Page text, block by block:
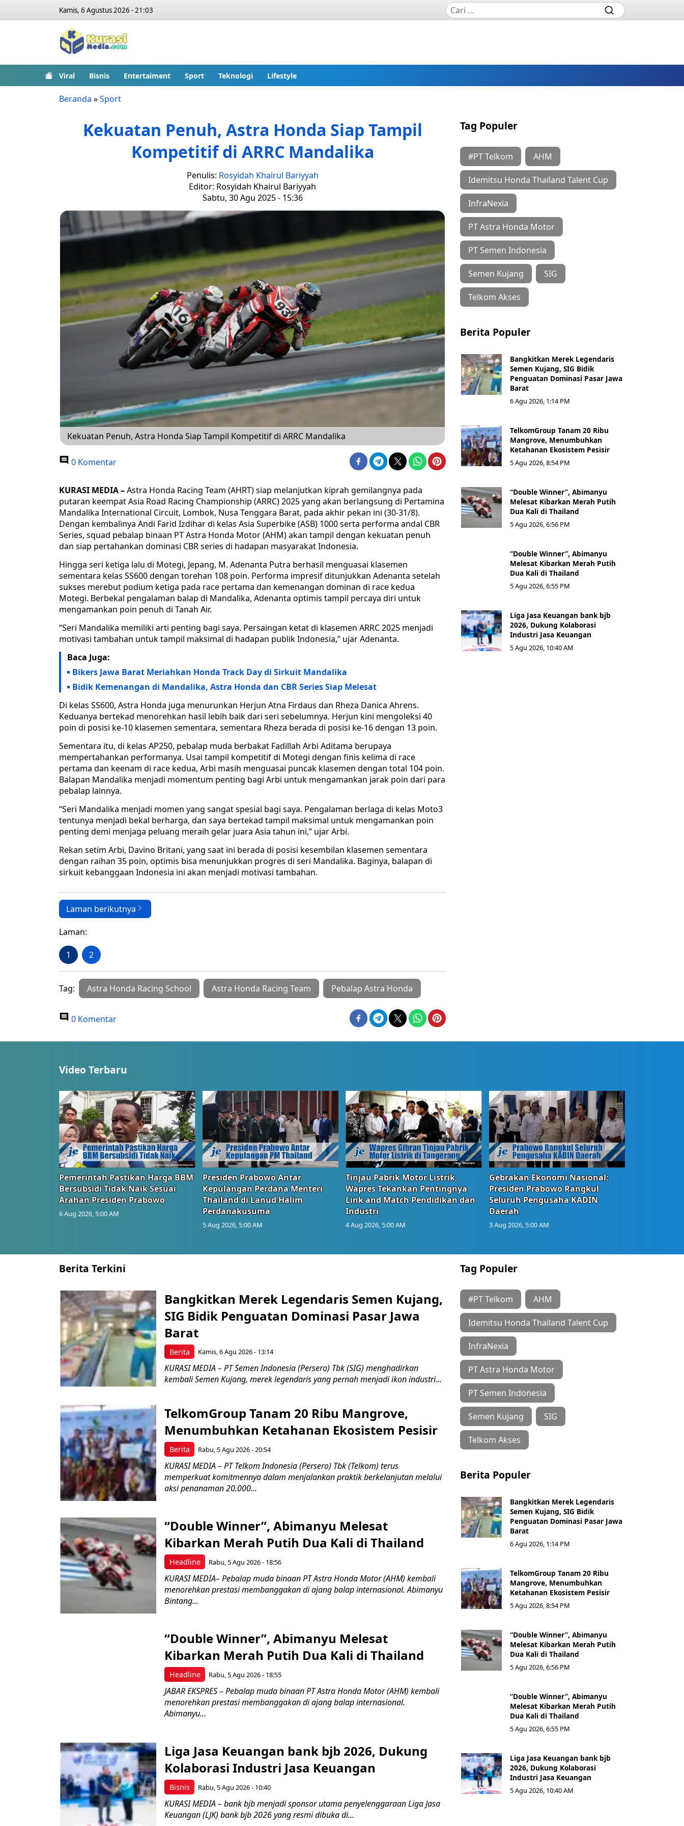
Kamis, 6 Agustus 2026 - 21:03
Viral Bisnis Entertaiment Sport Teknologi Lifestyle
Beranda »Sport
Kekuatan Penuh, Astra Honda Siap Tampil
Kompetitif di ARRC Mandalika
Penulis: Rosyidah Khairul Bariyyah
Editor: Rosyidah Khairul Bariyyah
Sabtu, 30 Agu 2025 - 15:36
Kekuatan Penuh, Astra Honda Siap Tampil Kompetitif di ARRC Mandalika
0 Komentar
KURASI MEDIA –Astra Honda Racing Team (AHRT) siap melanjutkan kiprah gemilangnya pada
putaran keempat Asia Road Racing Championship (ARRC) 2025 yang akan berlangsung di Pertamina
Mandalika International Circuit, Lombok, Nusa Tenggara Barat, pada akhir pekan ini (30-31/8).
Dengan kembalinya Andi Farid Izdihar di kelas Asia Superbike (ASB) 1000 serta performa andal CBR
Series, squad pebalap binaan PT Astra Honda Motor (AHM) akan tampil dengan kekuatan penuh
dan siap pertahankan dominasi CBR series di hadapan masyarakat Indonesia.
Hingga seri ketiga lalu di Motegi, Jepang, M. Adenanta Putra berhasil menguasai klasemen
sementara kelas SS600 dengan torehan 108 poin. Performa impresif ditunjukkan Adenanta setelah
sukses merebut podium ketiga pada race pertama dan kemenangan dominan di race kedua
Motegi. Berbekal pengalaman balap di Mandalika, Adenanta optimis tampil percaya diri untuk
mengamankan poin penuh di Tanah Air.
“Seri Mandalika memiliki arti penting bagi saya. Persaingan ketat di klasemen ARRC 2025 menjadi
motivasi tambahan untuk tampil maksimal di hadapan publik Indonesia,” ujar Adenanta.
Baca Juga:
Bikers Jawa Barat Meriahkan Honda Track Day di Sirkuit Mandalika
Bidik Kemenangan di Mandalika, Astra Honda dan CBR Series Siap Melesat
Di kelas SS600, Astra Honda juga menurunkan Herjun Atna Firdaus dan Rheza Danica Ahrens.
Keduanya bertekad menorehkan hasil lebih baik dari seri sebelumnya. Herjun kini mengoleksi 40
poin di posisi ke-10 klasemen sementara, sementara Rheza berada di posisi ke-16 dengan 13 poin.
Sementara itu, di kelas AP250, pebalap muda berbakat Fadillah Arbi Aditama berupaya
mempertahankan performanya. Usai tampil kompetitif di Motegi dengan finis kelima di race
pertama dan keenam di race kedua, Arbi masih menguasai puncak klasemen dengan total 104 poin.
Balapan Mandalika menjadi momentum penting bagi Arbi untuk mengamankan jarak poin dari para
pebalap lainnya.
“Seri Mandalika menjadi momen yang sangat spesial bagi saya. Pengalaman berlaga di kelas Moto3
tentunya menjadi bekal berharga, dan saya bertekad tampil maksimal untuk mengamankan poin
penting demi menjaga peluang meraih gelar juara Asia tahun ini,” ujar Arbi.
Rekan setim Arbi, Davino Britani, yang saat ini berada di posisi kesembilan klasemen sementara
dengan raihan 35 poin, optimis bisa menunjukkan progres di seri Mandalika. Baginya, balapan di
sirkuit kebanggaan Indonesia ini akan menjadi motivasi tambahan.
Laman berikutnya
Laman:
1 2
Tag: Astra Honda Racing School Astra Honda Racing Team Pebalap Astra Honda
0 Komentar
Tag Populer
#PT Telkom AHM
Idemitsu Honda Thailand Talent Cup
InfraNexia
PT Astra Honda Motor
PT Semen Indonesia
Semen Kujang SIG
Telkom Akses
Berita Populer
Bangkitkan Merek Legendaris
Semen Kujang, SIG Bidik
Penguatan Dominasi Pasar Jawa
Barat
6 Agu 2026, 1:14 PM
TelkomGroup Tanam 20 Ribu
Mangrove, Menumbuhkan
Ketahanan Ekosistem Pesisir
5 Agu 2026, 8:54 PM
“Double Winner”, Abimanyu
Melesat Kibarkan Merah Putih
Dua Kali di Thailand
5 Agu 2026, 6:56 PM
“Double Winner”, Abimanyu
Melesat Kibarkan Merah Putih
Dua Kali di Thailand
5 Agu 2026, 6:55 PM
Liga Jasa Keuangan bank bjb
2026, Dukung Kolaborasi
Industri Jasa Keuangan
5 Agu 2026, 10:40 AM
Video Terbaru
Pemerintah Pastikan Harga BBM
Bersubsidi Tidak Naik Sesuai
Arahan Presiden Prabowo
6 Aug 2026, 5:00 AM
Presiden Prabowo Antar
Kepulangan Perdana Menteri
Thailand di Lanud Halim
Perdanakusuma
5 Aug 2026, 5:00 AM
Tinjau Pabrik Motor Listrik,
Wapres Tekankan Pentingnya
Link and Match Pendidikan dan
Industri
4 Aug 2026, 5:00 AM
Gebrakan Ekonomi Nasional:
Presiden Prabowo Rangkul
Seluruh Pengusaha KADIN
Daerah
3 Aug 2026, 5:00 AM
Berita Terkini
Berita
Bangkitkan Merek Legendaris Semen Kujang,
SIG Bidik Penguatan Dominasi Pasar Jawa
Barat
Kamis, 6 Agu 2026 - 13:14
KURASI MEDIA – PT Semen Indonesia (Persero) Tbk (SIG) menghadirkan
kembali Semen Kujang, merek legendaris yang pernah menjadi ikon industri...
Berita
TelkomGroup Tanam 20 Ribu Mangrove,
Menumbuhkan Ketahanan Ekosistem Pesisir
Rabu, 5 Agu 2026 - 20:54
KURASI MEDIA – PT Telkom Indonesia (Persero) Tbk (Telkom) terus
memperkuat komitmennya dalam menjalankan praktik berkelanjutan melalui
aksi penanaman 20.000...
Headline
“Double Winner”, Abimanyu Melesat
Kibarkan Merah Putih Dua Kali di Thailand
Rabu, 5 Agu 2026 - 18:56
KURASI MEDIA– Pebalap muda binaan PT Astra Honda Motor (AHM) kembali
menorehkan prestasi membanggakan di ajang balap internasional. Abimanyu
Bintang...
Headline
“Double Winner”, Abimanyu Melesat
Kibarkan Merah Putih Dua Kali di Thailand
Rabu, 5 Agu 2026 - 18:55
JABAR EKSPRES – Pebalap muda binaan PT Astra Honda Motor (AHM) kembali
menorehkan prestasi membanggakan di ajang balap internasional.
Abimanyu...
Bisnis
Liga Jasa Keuangan bank bjb 2026, Dukung
Kolaborasi Industri Jasa Keuangan
Rabu, 5 Agu 2026 - 10:40
KURASI MEDIA – bank bjb menjadi sponsor utama penyelenggaraan Liga Jasa
Keuangan (LJK) bank bjb 2026 yang resmi dibuka di...
Tag Populer
#PT Telkom AHM
Idemitsu Honda Thailand Talent Cup
InfraNexia
PT Astra Honda Motor
PT Semen Indonesia
Semen Kujang SIG
Telkom Akses
Berita Populer
Bangkitkan Merek Legendaris
Semen Kujang, SIG Bidik
Penguatan Dominasi Pasar Jawa
Barat
6 Agu 2026, 1:14 PM
TelkomGroup Tanam 20 Ribu
Mangrove, Menumbuhkan
Ketahanan Ekosistem Pesisir
5 Agu 2026, 8:54 PM
“Double Winner”, Abimanyu
Melesat Kibarkan Merah Putih
Dua Kali di Thailand
5 Agu 2026, 6:56 PM
“Double Winner”, Abimanyu
Melesat Kibarkan Merah Putih
Dua Kali di Thailand
5 Agu 2026, 6:55 PM
Liga Jasa Keuangan bank bjb
2026, Dukung Kolaborasi
Industri Jasa Keuangan
5 Agu 2026, 10:40 AM